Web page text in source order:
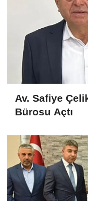
Av. Safiye
Bürosu Açtı